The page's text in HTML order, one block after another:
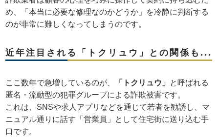
め、「本当に必要な修理なのかどうか」を冷静に判断する
のが非常に難しくなってしまうのです。
近年注目される「トクリュウ」との関係も...
ここ数年で急増しているのが、 「トクリュウ」 と呼ばれる
匿名・流動型の犯罪グループによる詐欺被害です。
これは、SNSや求人アプリなどを通じて若者を勧誘し、マ
ニュアル通りに話す「営業員」として住宅街に送り込む手
口です。